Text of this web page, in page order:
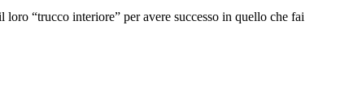
“trucco interiore” per avere successo in quello che fai